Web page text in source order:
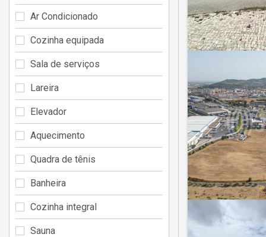
Ar Condicionado
Cozinha equipada
Sala de serviços
Lareira
Elevador
Aquecimento
Quadra de tênis
Banheira
Cozinha integral
Sauna